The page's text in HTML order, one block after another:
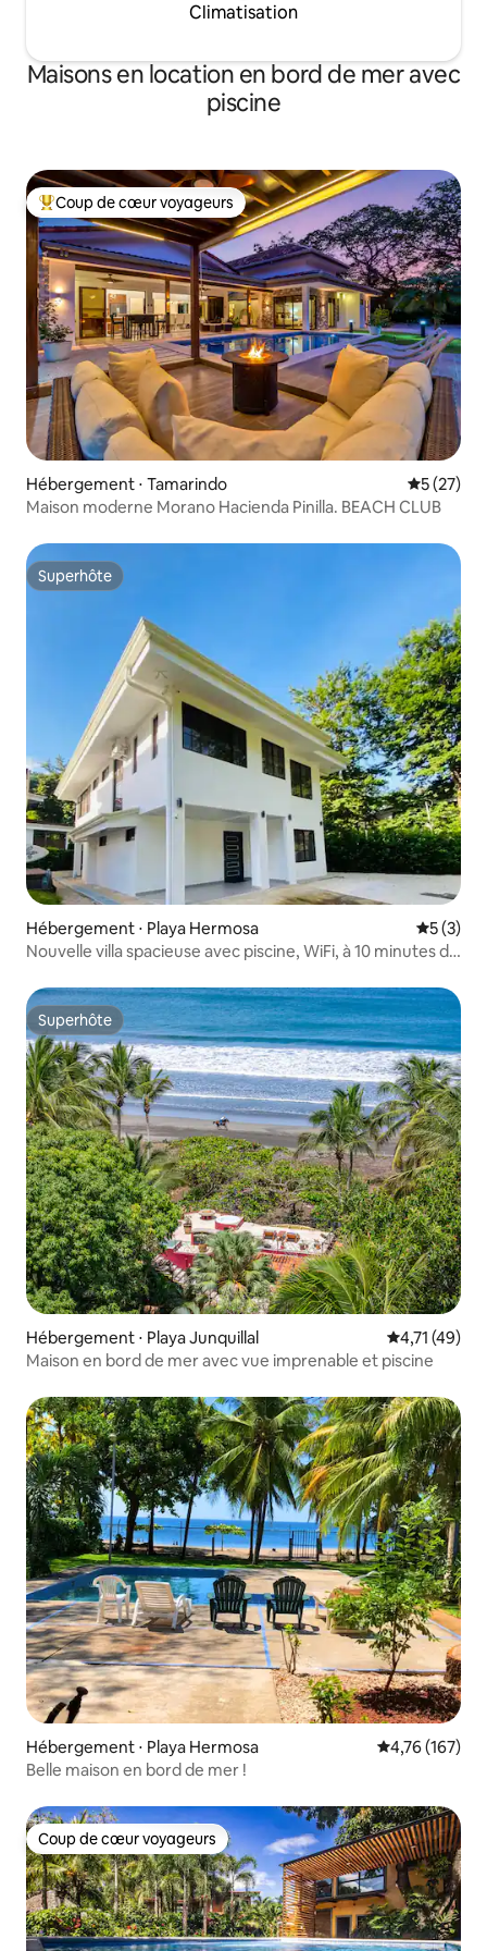
Climatisation
Maisons en location en bord de mer avec
piscine
Coups de cœur voyageurs les plus appréciés
Coup de cœur voyageurs
Hébergement ⋅ Tamarindo
5 (27)
Maison moderne Morano Hacienda Pinilla. BEACH CLUB
Superhôte
Superhôte
Hébergement ⋅ Playa Hermosa
5 (3)
Nouvelle villa spacieuse avec piscine, WiFi, à 10 minutes de
Superhôte
Superhôte
Hébergement ⋅ Playa Junquillal Évaluation
4,71 (49)
Maison en bord de mer avec vue imprenable et piscine
Hébergement ⋅ Playa Hermosa Évaluation
4,76 (167)
Belle maison en bord de mer !
Coup de cœur voyageurs
Coup de cœur voyageurs